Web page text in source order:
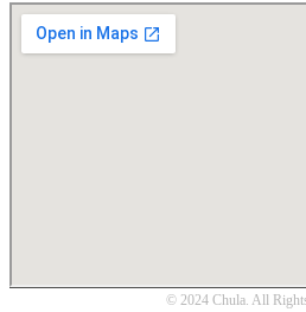
© 2024 Chula. All